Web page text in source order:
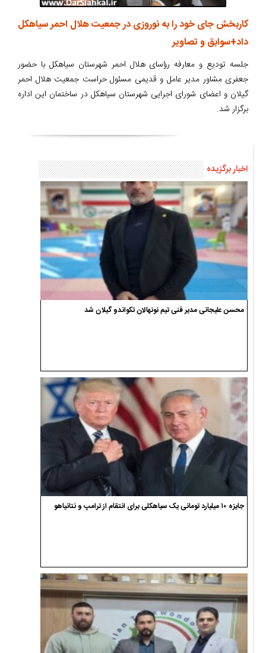
کاربخش جای خود را به نوروزی در جمعیت هلال احمر سیاهکل
داد+سوابق و تصاویر
جلسه تودیع و معارفه رؤسای هلال احمر شهرستان سیاهکل با حضور
جعفری مشاور مدیر عامل و قدیمی مسئول حراست جمعیت هلال احمر
گیلان و اعضای شورای اجرایی شهرستان سیاهکل در ساختمان این اداره
برگزار شد.
اخبار برگزیده
محسن علیجانی مدیر فنی تیم نونهالان تکواندو گیلان شد
جایزه ۱۰ میلیارد تومانی یک سیاهکلی برای انتقام از ترامپ و نتانیاهو